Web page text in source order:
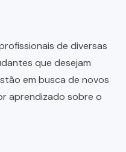
de diversas
que desejam
em busca de novos
aprendizado sobre o